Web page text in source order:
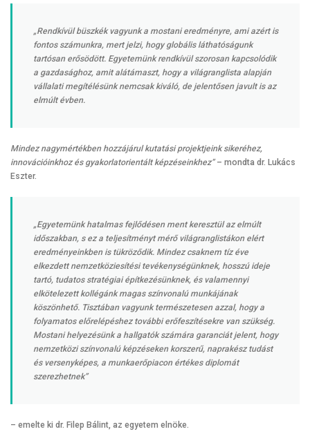
„Rendkívül büszkék vagyunk a mostani eredményre, ami azért is
fontos számunkra, mert jelzi, hogy globális láthatóságunk
tartósan erősödött. Egyetemünk rendkívül szorosan kapcsolódik
a gazdasághoz, amit alátámaszt, hogy a világranglista alapján
vállalati megítélésünk nemcsak kiváló, de jelentősen javult is az
elmúlt évben.
Mindez nagymértékben hozzájárul kutatási projektjeink sikeréhez,
innovációinkhoz és gyakorlatorientált képzéseinkhez”– mondta dr. Lukács
Eszter.
„Egyetemünk hatalmas fejlődésen ment keresztül az elmúlt
időszakban, s ez a teljesítményt mérő világranglistákon elért
eredményeinkben is tükröződik. Mindez csaknem tíz éve
elkezdett nemzetköziesítési tevékenységünknek, hosszú ideje
tartó, tudatos stratégiai építkezésünknek, és valamennyi
elkötelezett kollégánk magas színvonalú munkájának
köszönhető. Tisztában vagyunk természetesen azzal, hogy a
folyamatos előrelépéshez további erőfeszítésekre van szükség.
Mostani helyezésünk a hallgatók számára garanciát jelent, hogy
nemzetközi színvonalú képzéseken korszerű, naprakész tudást
és versenyképes, a munkaerőpiacon értékes diplomát
szerezhetnek”
– emelte ki dr. Filep Bálint, az egyetem elnöke.